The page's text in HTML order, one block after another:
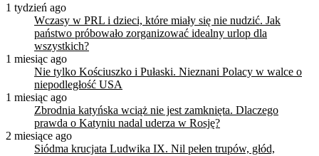
1 tydzień ago
Wczasy w PRL i dzieci, które miały się nie nudzić. Jak
państwo próbowało zorganizować idealny urlop dla
wszystkich?
1 miesiąc ago
Nie tylko Kościuszko i Pułaski. Nieznani Polacy w walce o
niepodległość USA
1 miesiąc ago
Zbrodnia katyńska wciąż nie jest zamknięta. Dlaczego
prawda o Katyniu nadal uderza w Rosję?
2 miesiące ago
Siódma krucjata Ludwika IX. Nil pełen trupów, głód,